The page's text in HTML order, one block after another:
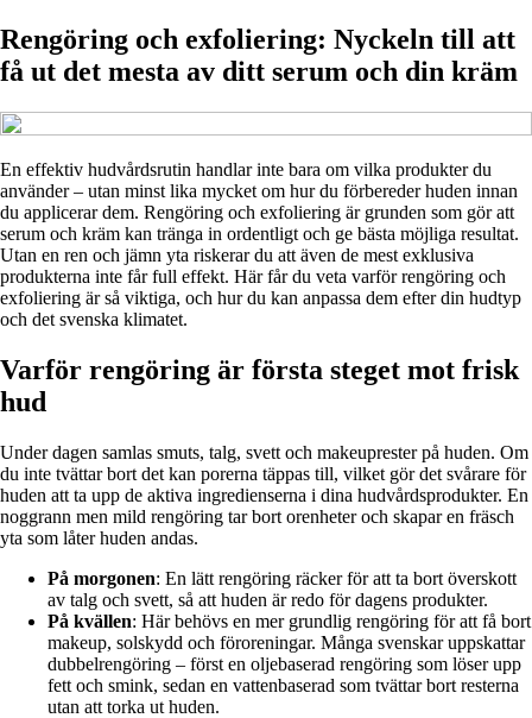
Rengöring och exfoliering: Nyckeln till att
få ut det mesta av ditt serum och din kräm
En effektiv hudvårdsrutin handlar inte bara om vilka produkter du
använder – utan minst lika mycket om hur du förbereder huden innan
du applicerar dem. Rengöring och exfoliering är grunden som gör att
serum och kräm kan tränga in ordentligt och ge bästa möjliga resultat.
Utan en ren och jämn yta riskerar du att även de mest exklusiva
produkterna inte får full effekt. Här får du veta varför rengöring och
exfoliering är så viktiga, och hur du kan anpassa dem efter din hudtyp
och det svenska klimatet.
Varför rengöring är första steget mot frisk
hud
Under dagen samlas smuts, talg, svett och makeuprester på huden. Om
du inte tvättar bort det kan porerna täppas till, vilket gör det svårare för
huden att ta upp de aktiva ingredienserna i dina hudvårdsprodukter. En
noggrann men mild rengöring tar bort orenheter och skapar en fräsch
yta som låter huden andas.
På morgonen: En lätt rengöring räcker för att ta bort överskott
av talg och svett, så att huden är redo för dagens produkter.
På kvällen: Här behövs en mer grundlig rengöring för att få bort
makeup, solskydd och föroreningar. Många svenskar uppskattar
dubbelrengöring – först en oljebaserad rengöring som löser upp
fett och smink, sedan en vattenbaserad som tvättar bort resterna
utan att torka ut huden.